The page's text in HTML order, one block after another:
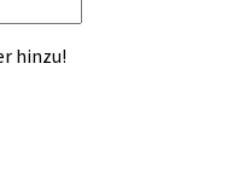
hinzu!